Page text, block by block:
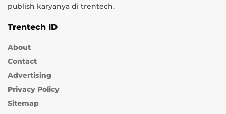
publish karyanya di trentech.
Trentech ID
About
Contact
Advertising
Privacy Policy
Sitemap